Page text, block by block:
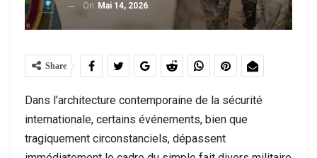
On Mai 14, 2026
Share
Dans l’architecture contemporaine de la sécurité
internationale, certains événements, bien que
tragiquement circonstanciels, dépassent